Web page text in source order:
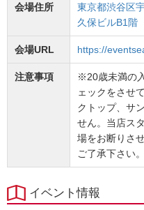
会場住所
東京都渋谷区
久保ビルB1階
会場URL https://
注意事項
※20歳未満の
ェックをさせ
クトップ、サ
せん。当店ス
場をお断りさ
ご了承下さい。
イベント情報